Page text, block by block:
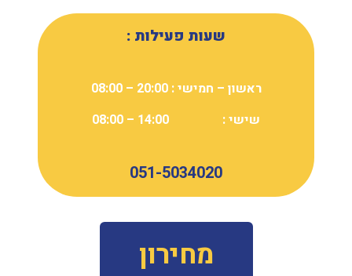
שעות פעילות :
ראשון – חמישי : 20:00 – 08:00
שישי : 14:00 – 08:00
051-5034020
מחירון